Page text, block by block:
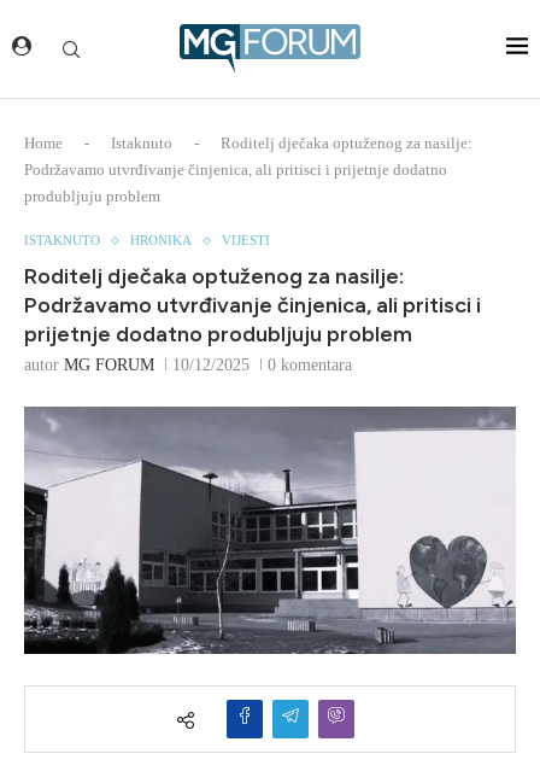
Home - Istaknuto -
Roditelj dječaka optuženog za nasilje:
Podržavamo utvrđivanje činjenica, ali pritisci i prijetnje dodatno
produbljuju problem
ISTAKNUTO HRONIKA VIJESTI
Roditelj dječaka optuženog za nasilje:
Podržavamo utvrđivanje činjenica, ali pritisci i
prijetnje dodatno produbljuju problem
autor MG FORUM 10/12/2025 0 komentara